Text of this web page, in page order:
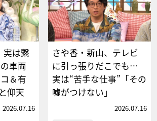
実は繋
車両
＆有
仰天
2026.07.16
さや香・新山、テレビ
に引っ張りだこでも…
実は“苦手な仕事”「その
嘘がつけない」
2026.07.16